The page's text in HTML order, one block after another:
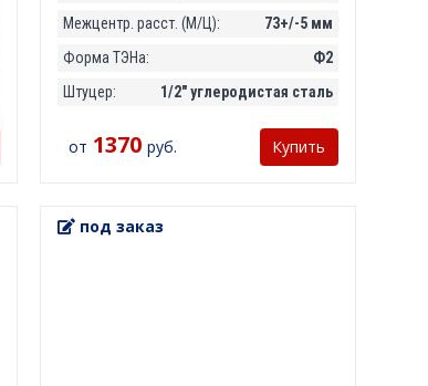
Межцентр. расст. (М/Ц):
73+/-5 мм
Форма ТЭНа:
Ф2
Штуцер:
1/2" углеродистая сталь
от 1370 руб. Купить
под заказ